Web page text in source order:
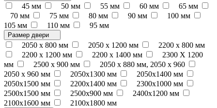
45 мм 50 мм 55 мм 60 мм
65 мм
70 мм
75 мм 80 мм 90 мм
100 мм
105 мм
110 мм 95 мм
Размер двери
2050 x 800 мм 2050 x 1200 мм
2200 x 800 мм
2200 x 1200 мм
2200 х 1400 мм
2300 Х 1200
мм
2500 х 900 мм
2050 х 880 мм, 2050 х 960
2050 х 960 мм
2050х1300 мм
2050х1400 мм
2050х1500 мм
2200х1400 мм
2300х1000 мм
2500х1500 мм
2500х900 мм
2400х1200 мм
2100х1600 мм
2100х1800 мм